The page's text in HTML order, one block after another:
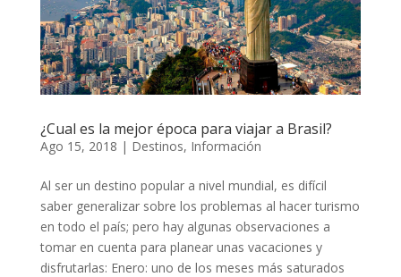
¿Cual es la mejor época para viajar a Brasil?
Ago 15, 2018 | Destinos, Información
Al ser un destino popular a nivel mundial, es difícil
saber generalizar sobre los problemas al hacer turismo
en todo el país; pero hay algunas observaciones a
tomar en cuenta para planear unas vacaciones y
disfrutarlas: Enero: uno de los meses más saturados